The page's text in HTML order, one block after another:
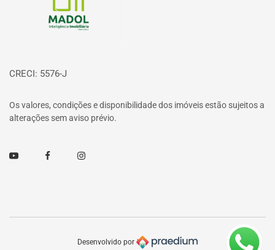
CRECI: 5576-J
Os valores, condições e disponibilidade dos imóveis estão sujeitos a
alterações sem aviso prévio.
Youtube FacebookInstagram
Desenvolvido por